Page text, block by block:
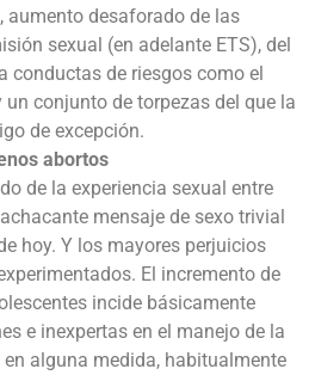
aumento desaforado de las
sexual (en adelante ETS), del
conductas de riesgos como el
conjunto de torpezas del que la
de excepción.
abortos
de la experiencia sexual entre
mensaje de sexo trivial
hoy. Y los mayores perjuicios
El incremento de
incide básicamente
e inexpertas en el manejo de la
alguna medida, habitualmente